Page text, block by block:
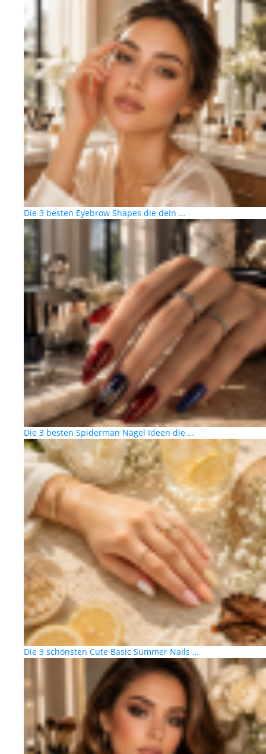
Die 3 besten Eyebrow Shapes die dein …
Die 3 besten Spiderman Nägel Ideen die …
Die 3 schönsten Cute Basic Summer Nails …